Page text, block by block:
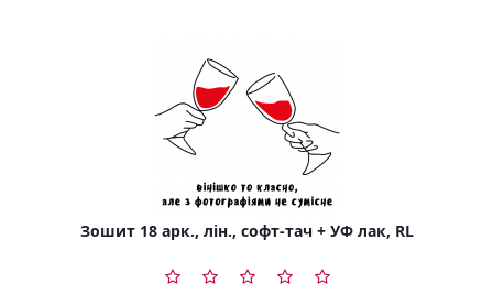
Зошит 18 арк., лін., софт-тач + УФ лак, RL